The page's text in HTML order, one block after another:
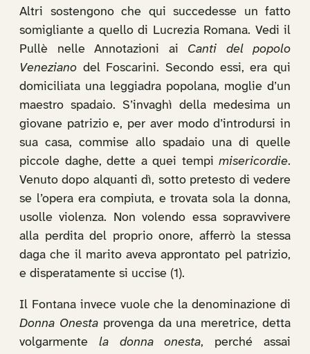
Altri sostengono che qui succedesse un fatto
somigliante a quello di Lucrezia Romana. Vedi il
Pullè nelle Annotazioni ai Canti del popolo
Veneziano del Foscarini. Secondo essi, era qui
domiciliata una leggiadra popolana, moglie d’un
maestro spadaio. S’invaghì della medesima un
giovane patrizio e, per aver modo d’introdursi in
sua casa, commise allo spadaio una di quelle
piccole daghe, dette a quei tempi misericordie.
Venuto dopo alquanti dì, sotto pretesto di vedere
se l’opera era compiuta, e trovata sola la donna,
usolle violenza. Non volendo essa sopravvivere
alla perdita del proprio onore, afferrò la stessa
daga che il marito aveva approntato pel patrizio,
e disperatamente si uccise (1).
Il Fontana invece vuole che la denominazione di
Donna Onestaprovenga da una meretrice, detta
volgarmente la donna onesta, perché assai